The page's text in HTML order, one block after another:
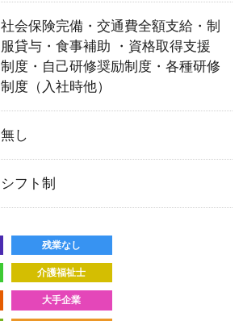
社会保険完備・交通費全額支給・制
服貸与・食事補助 ・資格取得支援
制度・自己研修奨励制度・各種研修
制度（入社時他）
無し
シフト制
残業なし
介護福祉士
大手企業